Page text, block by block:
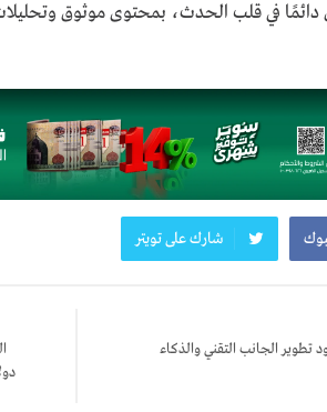
دائمًا في قلب الحدث، بمحتوى موثوق
شارك على تويتر
الجانب التقني والذكاء